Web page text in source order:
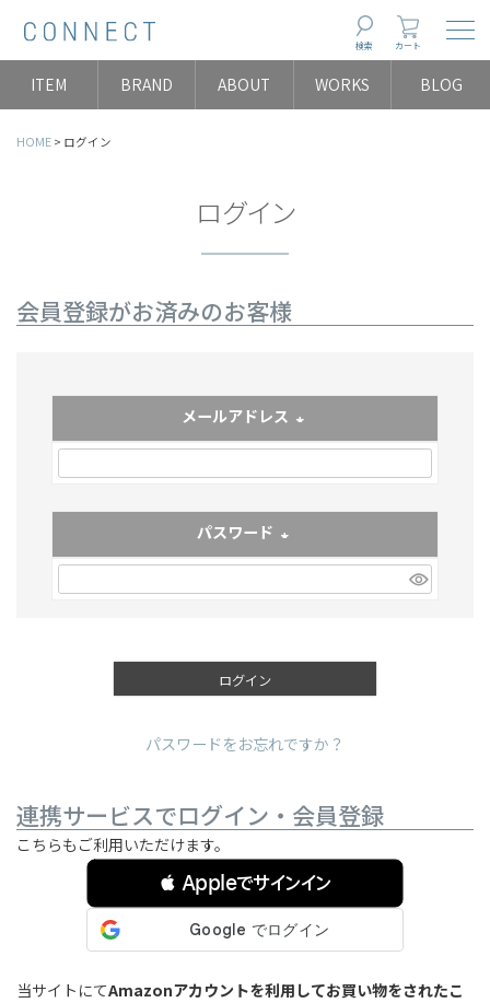
検索 カート
ITEM BRAND ABOUT WORKS BLOG
HOME ログイン
ログイン
会員登録がお済みのお客様
メールアドレス
(必須)
パスワード
(必須)
ログイン
パスワードをお忘れですか？
連携サービスでログイン・会員登録
こちらもご利用いただけます。
 Appleでサインイン
当サイトにてAmazonアカウントを利用してお買い物をされたこ